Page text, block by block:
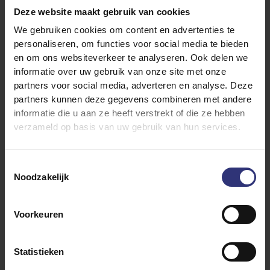
Deze website maakt gebruik van cookies
We gebruiken cookies om content en advertenties te
personaliseren, om functies voor social media te bieden
en om ons websiteverkeer te analyseren. Ook delen we
informatie over uw gebruik van onze site met onze
partners voor social media, adverteren en analyse. Deze
partners kunnen deze gegevens combineren met andere
informatie die u aan ze heeft verstrekt of die ze hebben
verzameld op basis van uw gebruik van hun services.
Noodzakelijk
Voorkeuren
Statistieken
2. Pho met gebarbecued lam
Dezegeurige pho combineert langzaam getrokken
bouillon met malse, gegrilde stukjes lamsvlees. De
jasmijnrijst maakt het net even anders dan de
klassieke noedelvariant. Frisse kruiden, taugé en
limoen zorgen voor een knapperige en frisse
3. Snelle paella
garnalen, chorizo en malse kip. De geurige
basmatirijst neemt de bouillon en specerijen goed op,